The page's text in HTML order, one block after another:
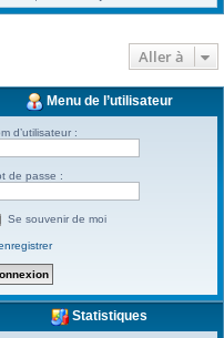
Aller à
Menu de l’utilisateur
d’utilisateur :
de passe :
Se souvenir de moi
Statistiques